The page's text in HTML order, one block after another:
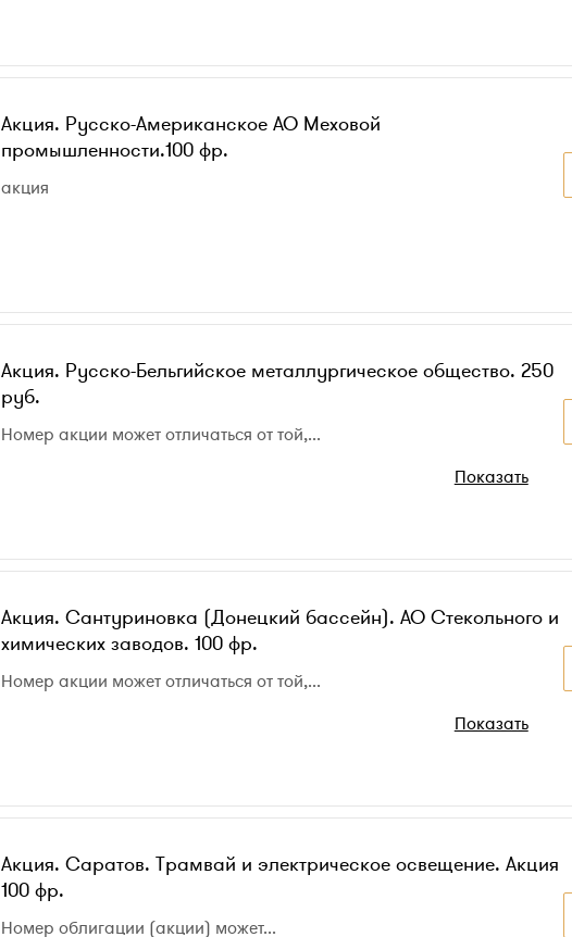
Акция. Русско-Американское АО Меховой
промышленности.100 фр.
акция
Акция. Русско-Бельгийское металлургическое общество. 250
руб.
Номер акции может отличаться от той,...
Показать
Акция. Сантуриновка (Донецкий бассейн). АО Стекольного и
химических заводов. 100 фр.
Номер акции может отличаться от той,...
Показать
Акция. Саратов. Трамвай и электрическое освещение. Акция
100 фр.
Номер облигации (акции) может...